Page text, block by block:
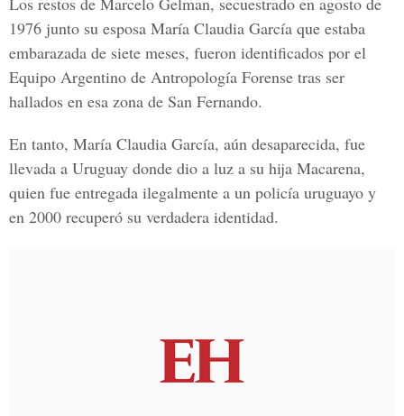
1976 junto su esposa María Claudia García que estaba
embarazada de siete meses, fueron identificados por el
Equipo Argentino de Antropología Forense tras ser
hallados en esa zona de San Fernando.
En tanto, María Claudia García, aún desaparecida, fue
llevada a Uruguay donde dio a luz a su hija Macarena,
quien fue entregada ilegalmente a un policía uruguayo y
en 2000 recuperó su verdadera identidad.